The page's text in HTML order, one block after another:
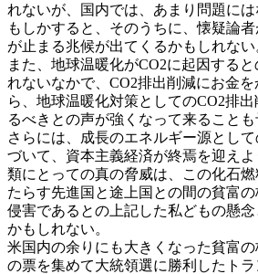
れないが、国内では、あまり問題には
もしかすると、そのうちに、懐疑論
が止まる兆候が出てくるかもしれない
また、地球温暖化がCO2に起因する
れないなかで、CO2排出削減にお金
ら、地球温暖化対策としてのCO2排
るべきとの声が強くなって来ることも
さらには、成長のエネルギー源とし
づいて、資本主義経済が終焉を迎え
類にとっての真の脅威は、この化石
たらす先進国と途上国との間の貧富
侵害であるとの上記した私どもの懸
かもしれない。
米国内の余りにも大きくなった貧富
の票を集めて大統領選に勝利したト